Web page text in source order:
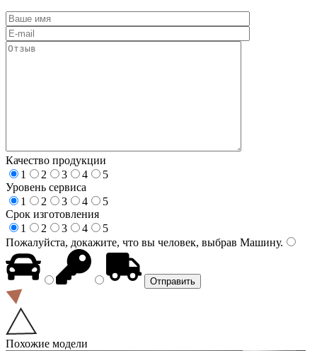
Качество продукции
1
2 3 4
5
Уровень сервиса
1
2 3 4
5
Срок изготовления
1
2 3 4
5
Пожалуйста, докажите, что вы человек, выбрав Машину.
Похожие модели